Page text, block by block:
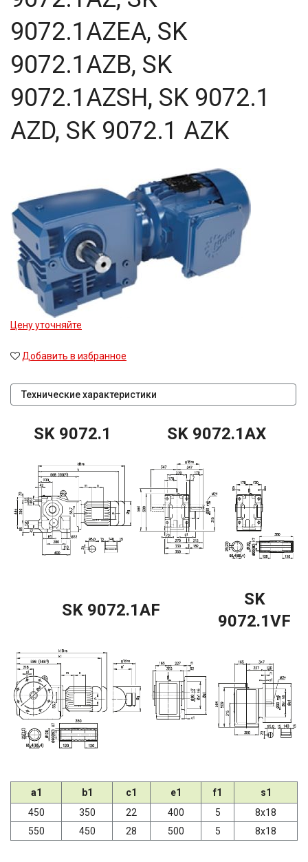
60
63
71
80
81,64
83,15
90,7
167,4
189
189,3
225
400
500
750
9072.1AZEA, SK
9072.1AZB, SK
9072.1AZSH, SK 9072.1
AZD, SK 9072.1 AZK
Цену уточняйте
Добавить в избранное
Технические характеристики
SK 9072.1 SK 9072.1AX
SK 9072.1AF
SK
9072.1VF
a1 b1 c1 e1 f1
s1
450
350 22 400 5
8x18
550
450 28 500 5 8x18